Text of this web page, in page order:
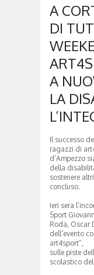
A
DI
A
LA
Il successo
ragazzi di
d’Ampezzo
della
sostenere
concluso.
Ieri sera
Sport
Roda, Oscar
dell’evento
art4sport”,
sulle piste
scolastico